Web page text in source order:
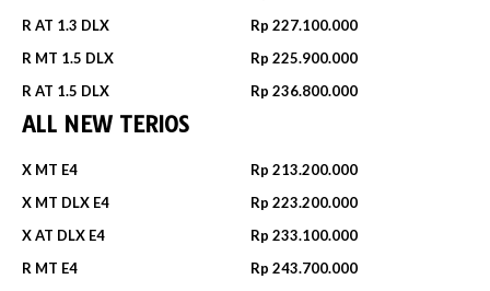
R AT 1.3 DLX
Rp 227.100.000
R MT 1.5 DLX
Rp 225.900.000
R AT 1.5 DLX
Rp 236.800.000
ALL NEW TERIOS
X MT E4
Rp 213.200.000
X MT DLX E4
Rp 223.200.000
X AT DLX E4
Rp 233.100.000
R MT E4
Rp 243.700.000